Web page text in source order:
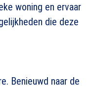
woning en ervaar
die deze
Benieuwd naar de